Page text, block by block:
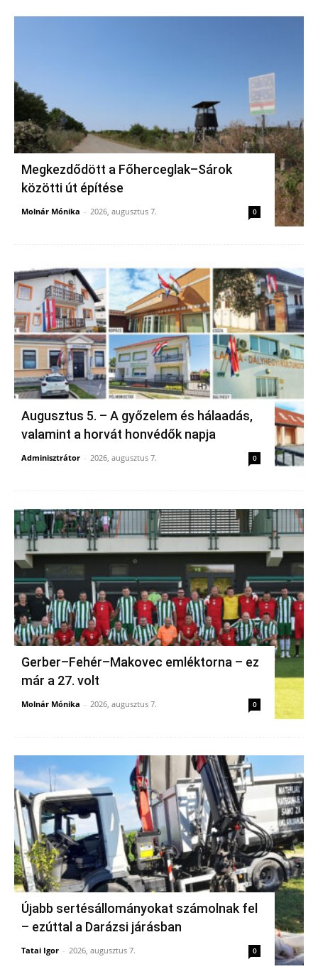
Megkezdődött a Főherceglak–Sárok
közötti út építése
Molnár Mónika - 2026, augusztus 7. 0
Augusztus 5. – A győzelem és hálaadás,
valamint a horvát honvédők napja
Adminisztrátor - 2026, augusztus 7. 0
Gerber–Fehér–Makovec emléktorna – ez
már a 27. volt
Molnár Mónika - 2026, augusztus 7. 0
Újabb sertésállományokat számolnak fel
– ezúttal a Darázsi járásban
Tatai Igor - 2026, augusztus 7. 0